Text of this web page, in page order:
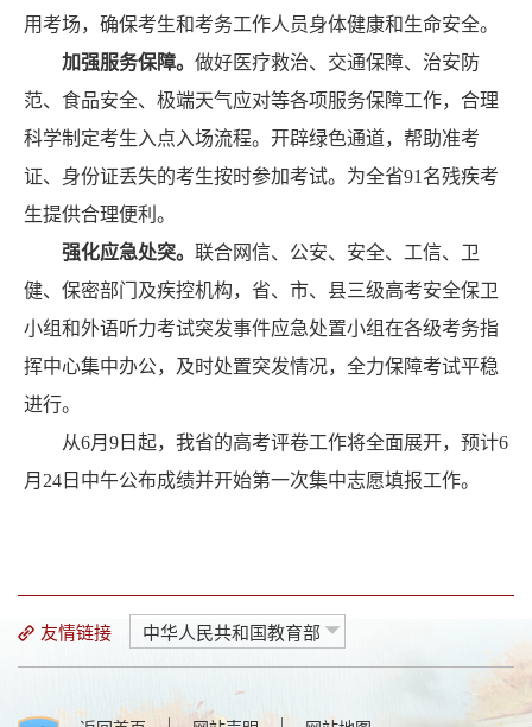
用考场， 确保考生和考务工作人员身体健康和生命安全。
加强服务保障。 做好医疗救治、交通保障、治安防
范、食品安全、极端天气应对等各项服务保障工作，合理
科学制定考生入点入场流程。 开辟绿色通道，帮助准考
证、身份证丢失的考生按时参加考试。为全省91 名残疾考
生提供合理便利 。
强化应急处突。 联合网信、公安、安全、工信、卫
健、保密部门及疾控机构，省、市、县三级高考安全保卫
小组和外语听力考试突发事件应急处置小组在各级考务指
挥中心集中办公，及时处置突发情况，全力保障考试平稳
进行。
从6月9日起，我省的高考评卷工作将全面展开，预计6
月24日中午公布成绩并开始第一次集中志愿填报工作。
友情链接 中华人民共和国教育部